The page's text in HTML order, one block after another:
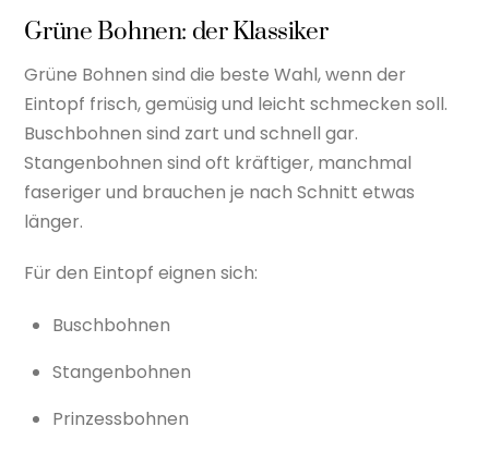
Grüne Bohnen: der Klassiker
Grüne Bohnen sind die beste Wahl, wenn der
Eintopf frisch, gemüsig und leicht schmecken soll.
Buschbohnen sind zart und schnell gar.
Stangenbohnen sind oft kräftiger, manchmal
faseriger und brauchen je nach Schnitt etwas
länger.
Für den Eintopf eignen sich:
Buschbohnen
Stangenbohnen
Prinzessbohnen